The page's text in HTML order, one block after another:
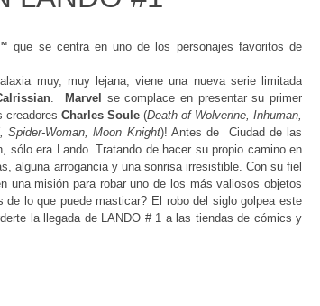
que se centra en uno de los personajes favoritos de
muy, muy lejana, viene una nueva serie limitada
Marvel se complace en presentar su primer
creadores Charles Soule (Death of Wolverine, Inhuman,
Spider-Woman, Moon Knight)! Antes de Ciudad de las
sólo era Lando. Tratando de hacer su propio camino en
alguna arrogancia y una sonrisa irresistible. Con su fiel
misión para robar uno de los más valiosos objetos
lo que puede masticar? El robo del siglo golpea este
la llegada de LANDO # 1 a las tiendas de cómics y